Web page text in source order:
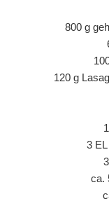
800 g
120 g
3
ca.